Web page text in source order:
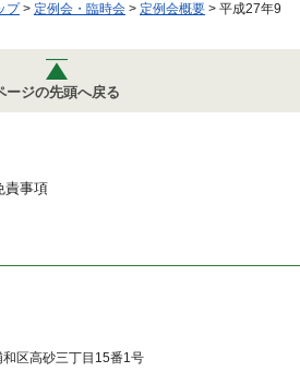
プ> 定例会・臨時会 > 定例会概要 > 平成27年9
ージの先頭へ戻る
責事項
区高砂三丁目15番1号